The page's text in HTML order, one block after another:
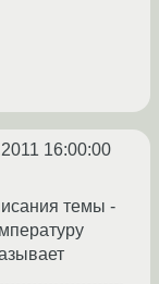
16:00:00
темы -